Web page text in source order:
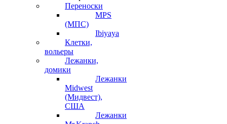
Переноски
MPS
(МПС)
Ibiyaya
Клетки,
вольеры
Лежанки,
домики
Лежанки
Midwest
(Мидвест),
США
Лежанки